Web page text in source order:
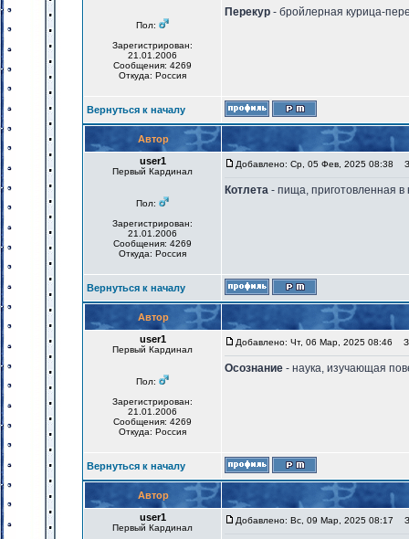
Пол:
Зарегистрирован:
21.01.2006
Сообщения: 4269
Откуда: Россия
Перекур - бройлерная курица-
Вернуться к началу
Автор
user1
Первый Кардинал
Пол:
Зарегистрирован:
21.01.2006
Сообщения: 4269
Откуда: Россия
Добавлено: Ср, 05 Фев, 2025 08:38
Котлета - пища, приготовленная в
Вернуться к началу
Автор
user1
Первый Кардинал
Пол:
Зарегистрирован:
21.01.2006
Сообщения: 4269
Откуда: Россия
Добавлено: Чт, 06 Мар, 2025 08:46
Осознание - наука, изучающая
Вернуться к началу
Автор
user1
Первый Кардинал
Добавлено: Вс, 09 Мар, 2025 08:17